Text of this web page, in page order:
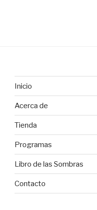
Inicio
Acerca de
Tienda
Programas
Libro de las Sombras
Contacto